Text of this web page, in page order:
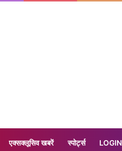
एक्सक्लूसिव खबरें स्पोर्ट्स LOGIN